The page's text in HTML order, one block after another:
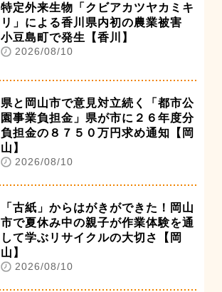
特定外来生物「クビアカツヤカミキ
リ」による香川県内初の農業被害
小豆島町で発生【香川】
2026/08/10
県と岡山市で意見対立続く「都市公
園事業負担金」県が市に２６年度分
負担金の８７５０万円求め通知【岡
山】
2026/08/10
「古紙」からはがきができた！岡山
市で夏休み中の親子が作業体験を通
して学ぶリサイクルの大切さ【岡
山】
2026/08/10